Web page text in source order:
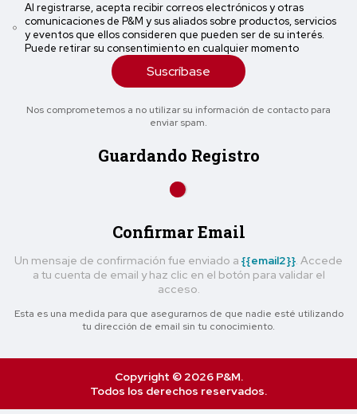
Al registrarse, acepta recibir correos electrónicos y otras
comunicaciones de P&M y sus aliados sobre productos, servicios
y eventos que ellos consideren que pueden ser de su interés.
Puede retirar su consentimiento en cualquier momento
Suscríbase
Nos comprometemos a no utilizar su información de contacto para
enviar spam.
Guardando Registro
Confirmar Email
Un mensaje de confirmación fue enviado a {{email2}}. Accede
a tu cuenta de email y haz clic en el botón para validar el
acceso.
Esta es una medida para que asegurarnos de que nadie esté utilizando
tu dirección de email sin tu conocimiento.
Copyright © 2026 P&M.
Todos los derechos reservados.